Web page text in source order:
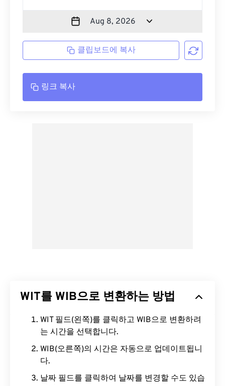
클립보드에 복사
링크 복사
WIT를 WIB으로 변환하는 방법
WIT 필드(왼쪽)를 클릭하고 WIB으로 변환하려
는 시간을 선택합니다.
WIB(오른쪽)의 시간은 자동으로 업데이트됩니
다.
날짜 필드를 클릭하여 날짜를 변경할 수도 있습